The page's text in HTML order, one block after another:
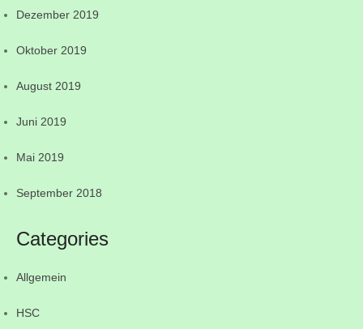
Dezember 2019
Oktober 2019
August 2019
Juni 2019
Mai 2019
September 2018
Categories
Allgemein
HSC